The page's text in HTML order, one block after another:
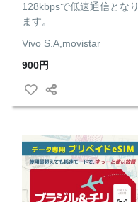
128kbpsで低速通信となり
ます。
Vivo S.A,movistar
900円